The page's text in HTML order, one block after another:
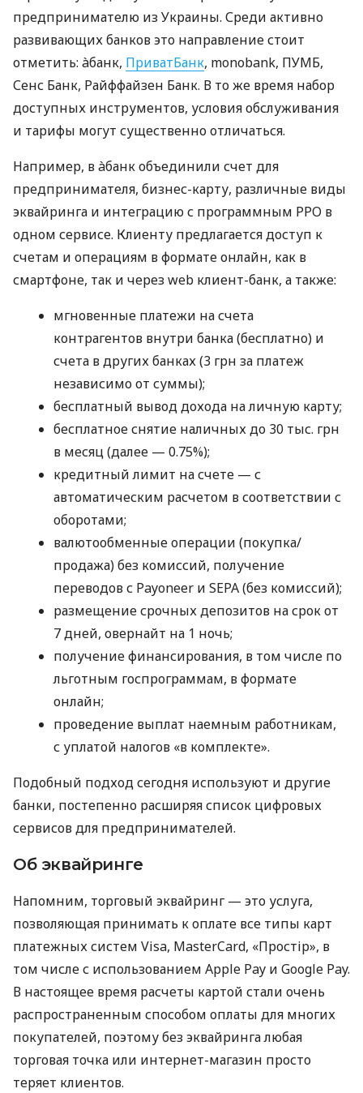
предпринимателю из Украины. Среди активно
развивающих банков это направление стоит
отметить: àбанк, ПриватБанк, monobank, ПУМБ,
Сенс Банк, Райффайзен Банк. В то же время набор
доступных инструментов, условия обслуживания
и тарифы могут существенно отличаться.
Например, в àбанк объединили счет для
предпринимателя, бизнес-карту, различные виды
эквайринга и интеграцию с программным РРО в
одном сервисе. Клиенту предлагается доступ к
счетам и операциям в формате онлайн, как в
смартфоне, так и через web клиент-банк, а также:
мгновенные платежи на счета
контрагентов внутри банка (бесплатно) и
счета в других банках (3 грн за платеж
независимо от суммы);
бесплатный вывод дохода на личную карту;
бесплатное снятие наличных до 30 тыс. грн
в месяц (далее — 0.75%);
кредитный лимит на счете — с
автоматическим расчетом в соответствии с
оборотами;
валютообменные операции (покупка/
продажа) без комиссий, получение
переводов с Payoneer и SEPA (без комиссий);
размещение срочных депозитов на срок от
7 дней, овернайт на 1 ночь;
получение финансирования, в том числе по
льготным госпрограммам, в формате
онлайн;
проведение выплат наемным работникам,
с уплатой налогов «в комплекте».
Подобный подход сегодня используют и другие
банки, постепенно расширяя список цифровых
сервисов для предпринимателей.
Об эквайринге
Напомним, торговый эквайринг — это услуга,
позволяющая принимать к оплате все типы карт
платежных систем Visa, MasterCard, «Простір», в
том числе с использованием Apple Pay и Google Pay.
В настоящее время расчеты картой стали очень
распространенным способом оплаты для многих
покупателей, поэтому без эквайринга любая
торговая точка или интернет-магазин просто
теряет клиентов.